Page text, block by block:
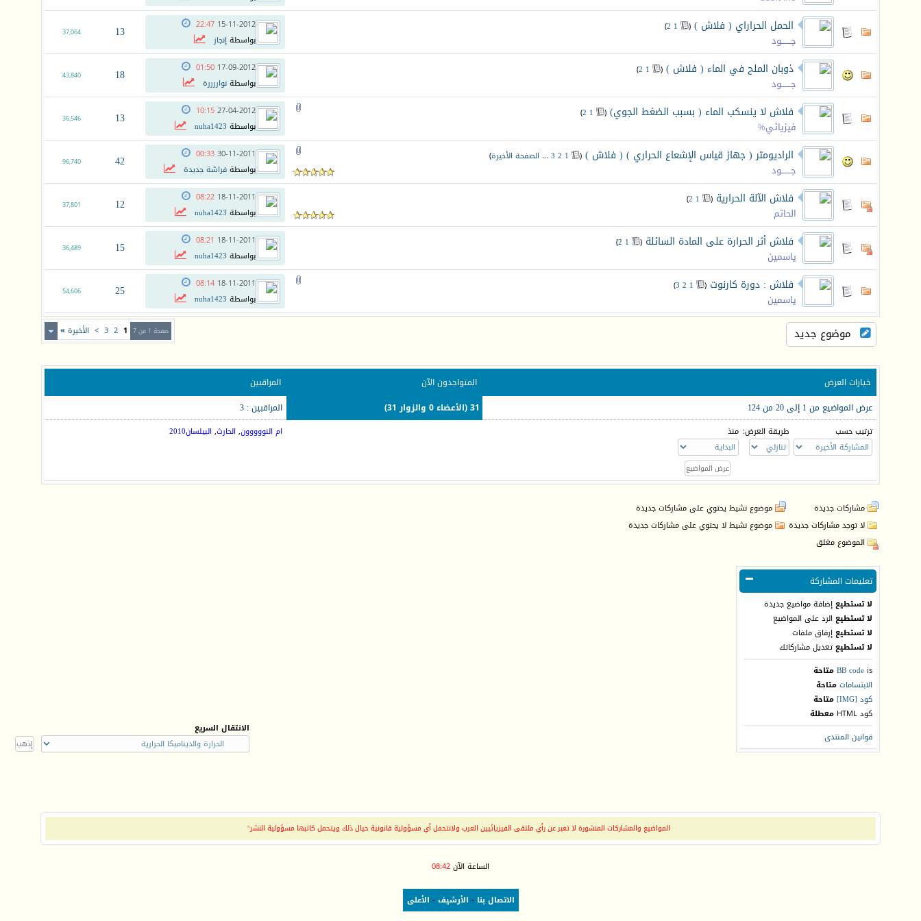
الحمل الحراراي ( فلاش ) (
1
2
)
جـــــــود
15-11-2012
22:47
بواسطةإنجاز 13
37,064
ذوبان الملح في الماء ( فلاش ) (
1
2
)
جـــــــود
17-09-2012
01:50
بواسطةنواررررة 18
43,840
فلاش لا ينسكب الماء ( بسبب الضغط الجوي) (
1
2
)
فيزيائي%
27-04-2012
10:15
بواسطة nuha1423
13
36,546
الراديومتر ( جهاز قياس الإشعاع الحراري ) ( فلاش ) (
1
2
3
... الصفحة الأخيرة)
جـــــــود
30-11-2011
00:33
بواسطةفراشة جديدة 42
96,740
فلاش الآلة الحرارية (
1
2
)
الحاتم
18-11-2011
08:22
بواسطة nuha1423
12
37,801
فلاش أثر الحرارة على المادة السائلة (
1
2
)
ياسمين
18-11-2011
08:21
بواسطة nuha1423
15
36,489
فلاش : دورة كارنوت (
1
2
3
)
ياسمين
18-11-2011
08:14
بواسطة nuha1423
25
54,606
موضوع جديد صفحة 1 من 7 1
2
3
> الأخيرة »
خيارات العرض المتواجدون الآن
المراقبين
عرض المواضيع من 1 إلى 20 من 124
31 (الأعضاء 0 والزوار 31) المراقبين : 3
ترتيب حسب طريقة العرض: منذ ام النووووون, الحارث, البيلسان2010
مشاركات جديدة
موضوع نشيط يحتوي على مشاركات جديدة
لا توجد مشاركات جديدة
موضوع نشيط لا يحتوي على مشاركات جديدة
الموضوع مغلق
تعليمات المشاركة
لا تستطيعإضافة مواضيع جديدة
لا تستطيع الرد على المواضيع
لا تستطيعإرفاق ملفات
لا تستطيعتعديل مشاركاتك
BB code is
متاحة
الابتساماتمتاحة
كود [IMG]
متاحة
كود HTML
معطلة
قوانين المنتدى
الانتقال السريع
المواضيع والمشاركات المنشورة لا تعبر عن رأي ملتقى الفيزيائيين العرب ولانتحمل أي مسؤولية قانونية حيال ذلك ويتحمل كاتبها مسؤولية النشر"
الساعة الآن08:42
الاتصال بنا - الأرشيف- الأعلى